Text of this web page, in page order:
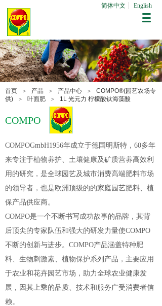
首页 ＞ 产品 ＞ 产品中心 ＞
COMPO®(园艺农场专
供)
＞ 叶面肥 ＞ 1L 光元力 柠檬酸钛海藻酸
COMPO
COMPOGmbH1956年成立于德国明斯特，60多年
来专注于植物养护、土壤健康及矿质营养高效利
用的研究，是全球园艺及城市消费高端肥料市场
的领导者，也是欧洲顶级的的家庭园艺肥料、植
保产品供应商。
COMPO是一个不断书写成功故事的品牌，其背
后顶尖的专家队伍和强大的研发力量使COMPO
不断的创新与进步。COMPO产品涵盖特种肥
料、生物刺激素、植物保护系列产品，主要应用
于农业和花卉园艺市场，助力全球农业健康发
展，因其上乘的品质、技术和服务广受消费者信
赖。
简体中文 English